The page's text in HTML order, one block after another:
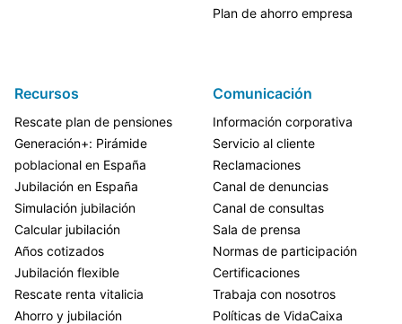
Plan de ahorro empresa
Recursos
Rescate plan de pensiones
Generación+: Pirámide
poblacional en España
Jubilación en España
Simulación jubilación
Calcular jubilación
Años cotizados
Jubilación flexible
Rescate renta vitalicia
Ahorro y jubilación
Comunicación
Información corporativa
Servicio al cliente
Reclamaciones
Canal de denuncias
Canal de consultas
Sala de prensa
Normas de participación
Certificaciones
Trabaja con nosotros
Políticas de VidaCaixa